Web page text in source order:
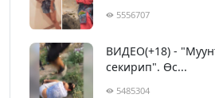
5556707
ВИДЕО(+18) -
секирип". Өс...
5485304